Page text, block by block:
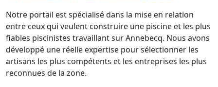
Notre portail est spécialisé dans la mise en relation
entre ceux qui veulent construire une piscine et les plus
fiables piscinistes travaillant sur Annebecq. Nous avons
développé une réelle expertise pour sélectionner les
artisans les plus compétents et les entreprises les plus
reconnues de la zone.